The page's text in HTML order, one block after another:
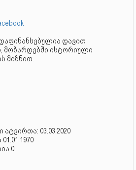
დავით
მოზარდებში ისტორიული
მიზნით.
03.03.2020
0